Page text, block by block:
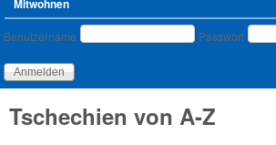
Mitwohnen
Benutzeranmeldung
Benutzername Passwort
Tschechien von A-Z